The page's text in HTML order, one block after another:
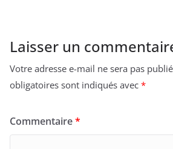
Laisser un
Votre adresse e-mail ne sera pas
obligatoires sont indiqués avec *
Commentaire*